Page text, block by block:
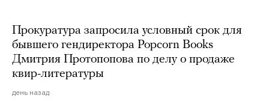
Прокуратура запросила условный срок для
бывшего гендиректора Popcorn Books
Дмитрия Протопопова по делу о продаже
квир-литературы
день назад